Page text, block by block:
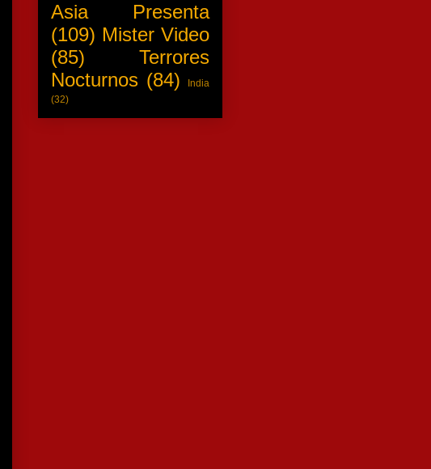
Asia Presenta
(109) Mister Video
(85)
Terrores
Nocturnos (84)
India
(32)